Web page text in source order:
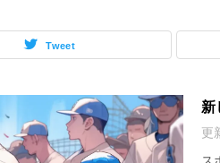
Tweet
新
更
ス